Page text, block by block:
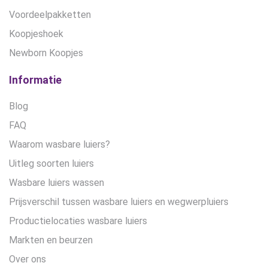
Voordeelpakketten
Koopjeshoek
Newborn Koopjes
Informatie
Blog
FAQ
Waarom wasbare luiers?
Uitleg soorten luiers
Wasbare luiers wassen
Prijsverschil tussen wasbare luiers en wegwerpluiers
Productielocaties wasbare luiers
Markten en beurzen
Over ons